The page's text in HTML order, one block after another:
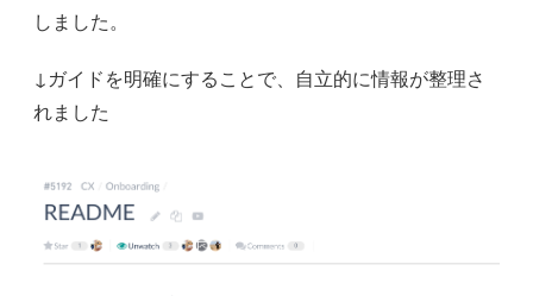
しました。
↓ガイドを明確にすることで、自立的に情報が整理さ
れました